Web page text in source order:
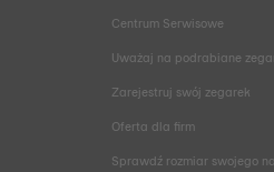
Centrum Serwisowe
Uważaj na podrabiane
Zarejestruj swój zegarek
Oferta dla firm
Sprawdź rozmiar swojego